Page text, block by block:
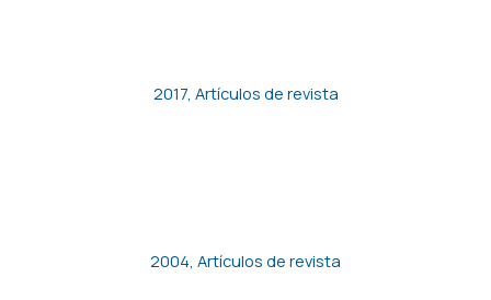
2017, Artículos de revista
2004, Artículos de revista